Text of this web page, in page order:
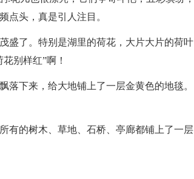
头，真是引人注目。
盛了。特别是湖里的荷花，大片大片的荷叶
别样红”啊！
下来，给大地铺上了一层金黄色的地毯。
有的树木、草地、石桥、亭廊都铺上了一层